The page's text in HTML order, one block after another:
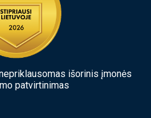
išorinis įmonės
patvirtinimas